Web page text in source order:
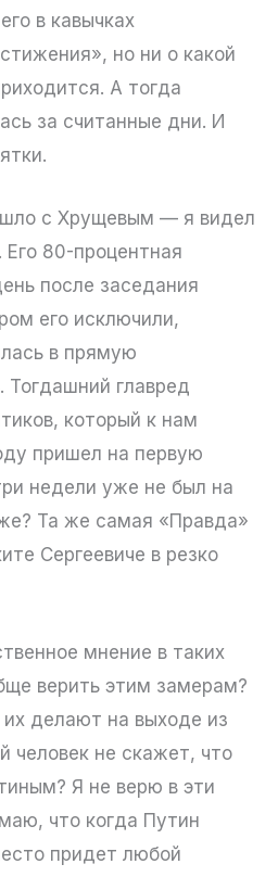
в кавычках
но ни о какой
А тогда
за считанные дни. И
с Хрущевым — я видел
80-процентная
после заседания
его исключили,
в прямую
Тогдашний главред
который к нам
пришел на первую
недели уже не был на
Та же самая «Правда»
Сергеевиче в резко
мнение в таких
верить этим замерам?
делают на выходе из
человек не скажет, что
Я не верю в эти
что когда Путин
придет любой